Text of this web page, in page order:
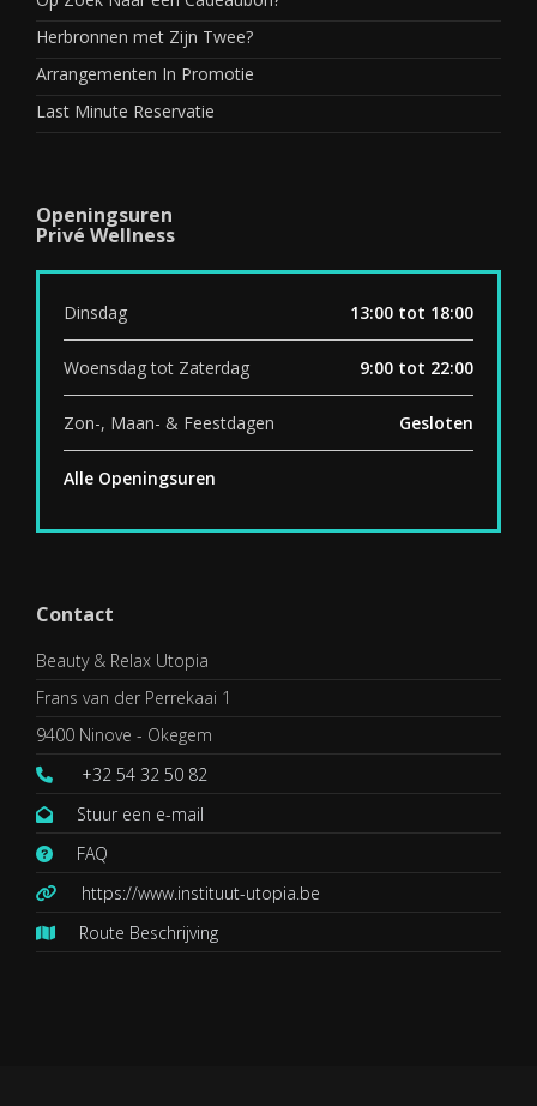
Herbronnen met Zijn Twee?
Arrangementen In Promotie
Last Minute Reservatie
Openingsuren
Privé Wellness
Dinsdag 13:00 tot 18:00
Woensdag tot Zaterdag 9:00 tot 22:00
Zon-, Maan- & Feestdagen Gesloten
Alle Openingsuren
Contact
Beauty & Relax Utopia
Frans van der Perrekaai 1
9400 Ninove - Okegem
+32 54 32 50 82
Stuur een e-mail
FAQ
https://www.instituut-utopia.be
Route Beschrijving